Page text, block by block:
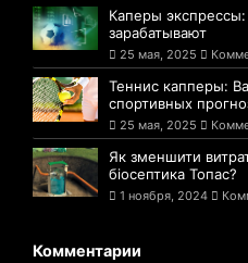
Каперы экспрессы:
зарабатывают
25 мая, 2025
Теннис капперы:
спортивных
25 мая, 2025
Як зменшити
біосептика Топас?
1 ноября, 2024
Комментарии